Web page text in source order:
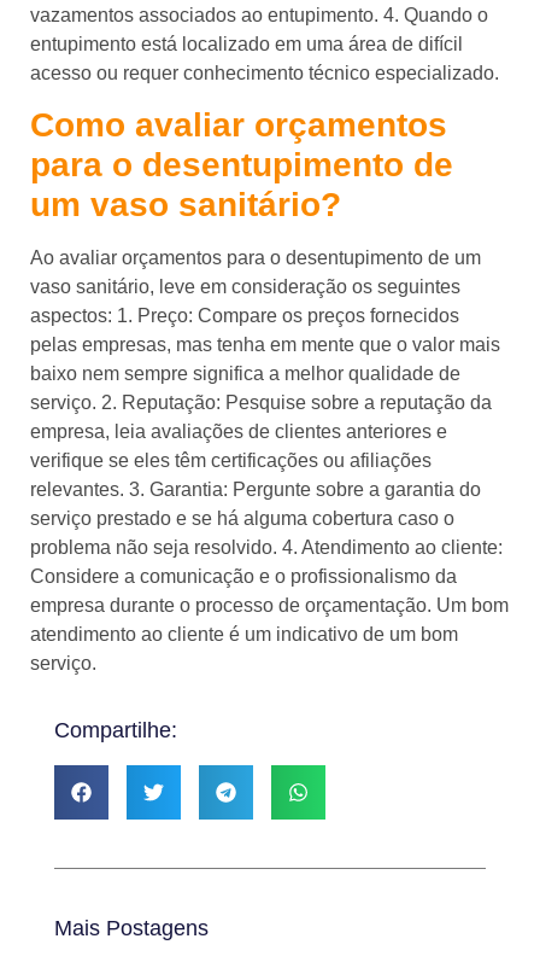
vazamentos associados ao entupimento. 4. Quando o
entupimento está localizado em uma área de difícil
acesso ou requer conhecimento técnico especializado.
Como avaliar orçamentos
para o desentupimento de
um vaso sanitário?
Ao avaliar orçamentos para o desentupimento de um
vaso sanitário, leve em consideração os seguintes
aspectos: 1. Preço: Compare os preços fornecidos
pelas empresas, mas tenha em mente que o valor mais
baixo nem sempre significa a melhor qualidade de
serviço. 2. Reputação: Pesquise sobre a reputação da
empresa, leia avaliações de clientes anteriores e
verifique se eles têm certificações ou afiliações
relevantes. 3. Garantia: Pergunte sobre a garantia do
serviço prestado e se há alguma cobertura caso o
problema não seja resolvido. 4. Atendimento ao cliente:
Considere a comunicação e o profissionalismo da
empresa durante o processo de orçamentação. Um bom
atendimento ao cliente é um indicativo de um bom
serviço.
Compartilhe:
Mais Postagens